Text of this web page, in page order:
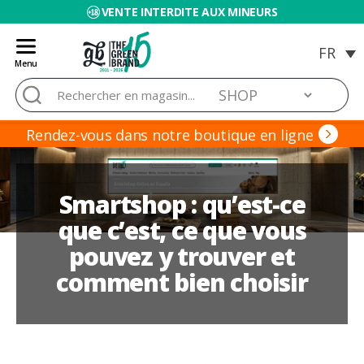
VENTE INTERDITE AUX MINEURS
Menu
Blog
de
Grow
Barato
Rechercher :
Rendez-vous dans notre boutique en ligne
Smartshop : qu’est-ce
que c’est, ce que vous
pouvez y trouver et
comment bien choisir